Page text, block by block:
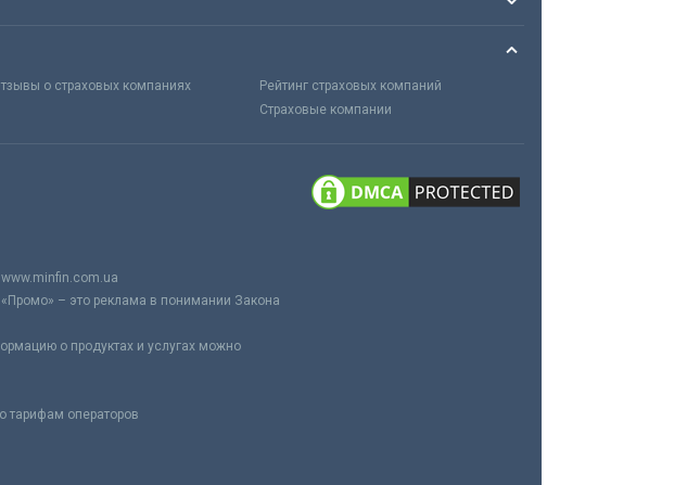
о страховых компаниях
Рейтинг страховых компаний
Страховые компании
– это реклама в понимании Закона
о продуктах и услугах можно
тарифам операторов